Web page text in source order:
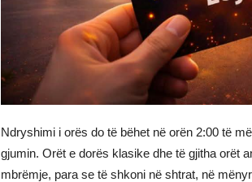
Ndryshimi i orës do të bëhet në orën 2:00 të
gjumin. Orët e dorës klasike dhe të gjitha orët
mbrëmje, para se të shkoni në shtrat, në